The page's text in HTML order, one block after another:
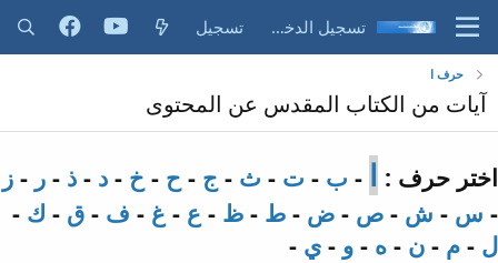
تسجيل الدخول تسجيل
حرف ا
آيات من الكتاب المقدس عن المحتوى
اختر حرف : ا - ب - ت - ث - ج - ح - خ - د - ذ - ر - ز
- س - ش - ص - ض - ط - ظ - ع - غ - ف - ق - ك -
ل - م - ن - ه - و - ي -